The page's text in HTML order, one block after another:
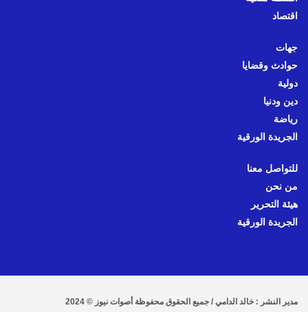
اقتصاد
جهات
حوادث وقضايا
دولية
دين ودنيا
رياضة
الجريدة الورقية
للتواصل معنا
من نحن
هيئة التحرير
الجريدة الورقية
مدير النشر : خالد الدامي / جميع الحقوق محفوظة أصوات نيوز © 2024